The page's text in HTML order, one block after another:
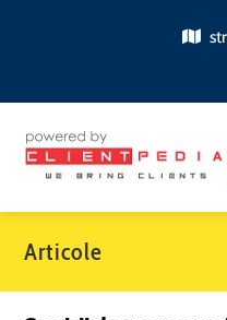
Articole